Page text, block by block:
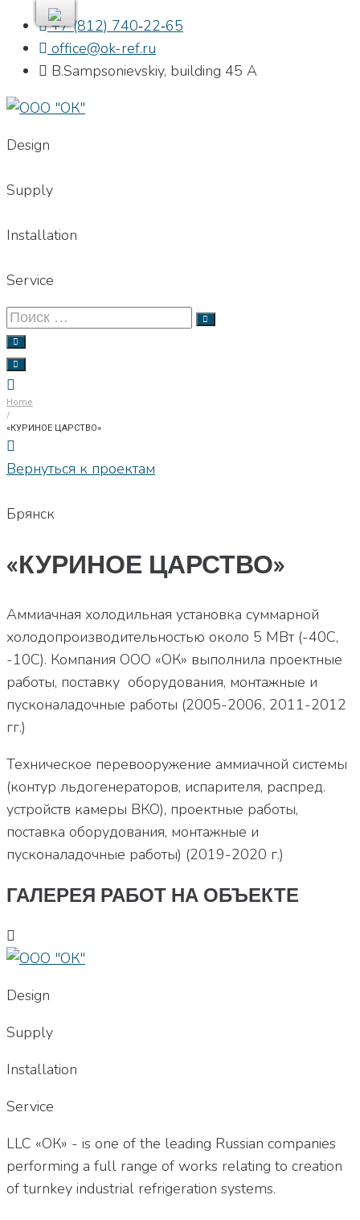
Skip
content
+7 (812) 740‐22‐65
office@ok-ref.ru
B.Sampsonievskiy, building 45 А
Design
Supply
Installation
Service
Home
/
«КУРИНОЕ ЦАРСТВО»
Вернуться к проектам
Брянск
«КУРИНОЕ ЦАРСТВО»
Аммиачная холодильная установка суммарной
холодопроизводительностью около 5 МВт (-40С,
-10С). Компания ООО «ОК» выполнила проектные
работы, поставку оборудования, монтажные и
пусконаладочные работы (2005-2006, 2011-2012
гг.)
Техническое перевооружение аммиачной системы
(контур льдогенераторов, испарителя, распред.
устройств камеры ВКО), проектные работы,
поставка оборудования, монтажные и
пусконаладочные работы) (2019-2020 г.)
ГАЛЕРЕЯ РАБОТ НА ОБЪЕКТЕ
Design
Supply
Installation
Service
LLC «ОК» - is one of the leading Russian companies
performing a full range of works relating to creation
of turnkey industrial refrigeration systems.